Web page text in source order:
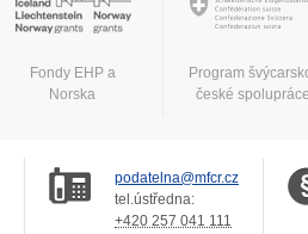
Fondy EHP a
Norska
Program
české
podatelna@mfcr.cz
tel.ústředna:
+420 257 041 111